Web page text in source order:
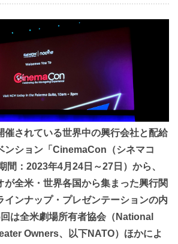
催されている世界中の興行会社と配給
ンション「CinemaCon（シネマコ
間：2023年4月24日～27日）から、
が全米・世界各国から集まった興行関
インナップ・プレゼンテーションの内
は全米劇場所有者協会（National
Owners、以下NATO）ほかによ